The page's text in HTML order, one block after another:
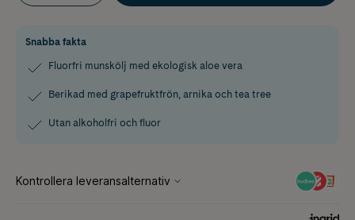
Snabba fakta
Fluorfri munskölj med ekologisk aloe vera
Berikad med grapefruktfrön, arnika och tea tree
Utan alkoholfri och fluor